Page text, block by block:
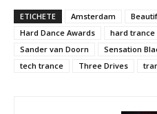
ETICHETE Amsterdam
Hard Dance Awards
hard trance
Sander van Doorn
Sensation
tech trance
Three Drives